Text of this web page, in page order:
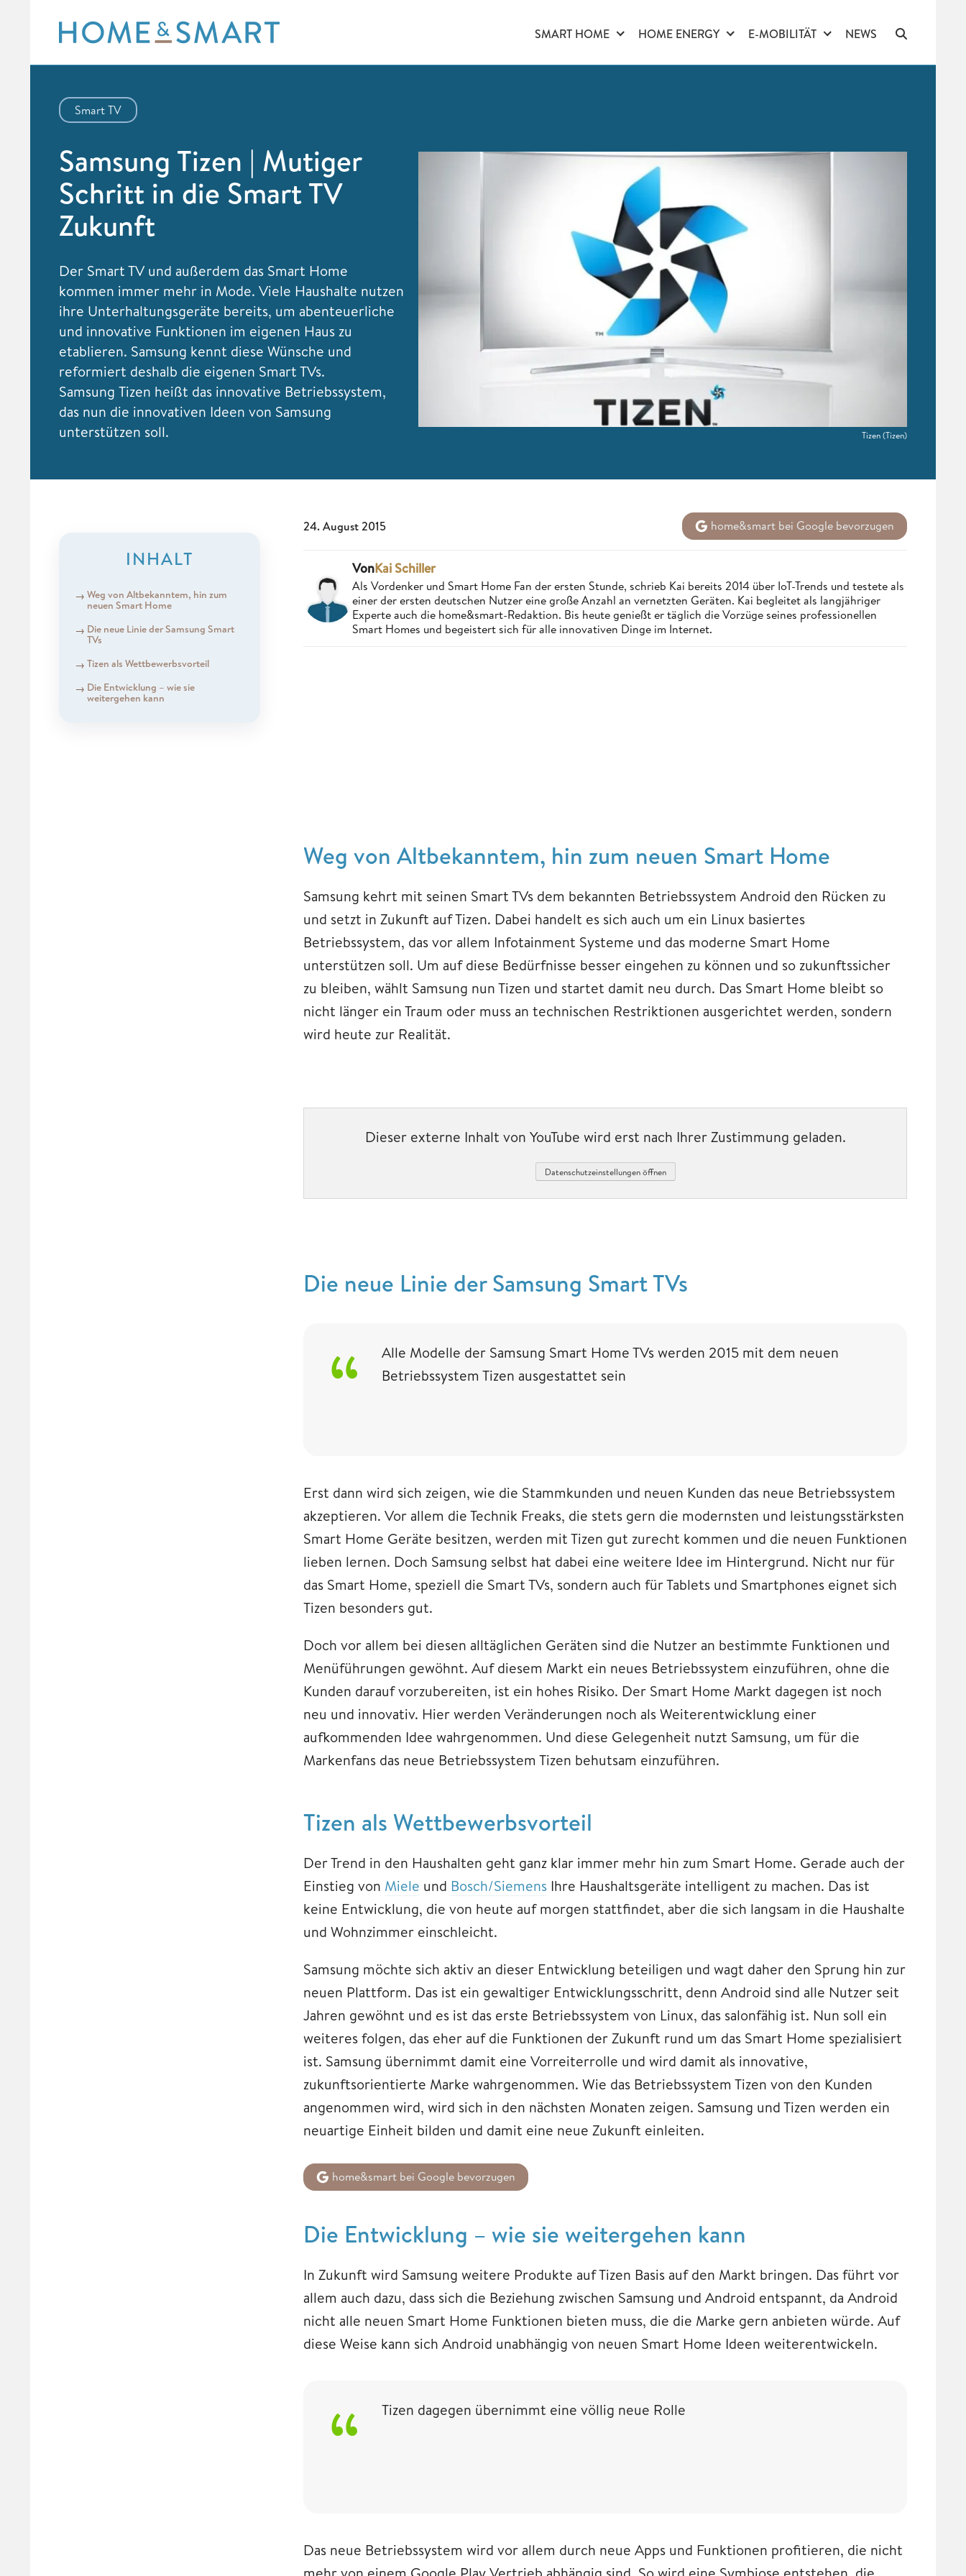
content
SMART HOME HOME ENERGY E-MOBILITÄT NEWS
Smart TV
Samsung Tizen | Mutiger
Schritt in die Smart TV
Zukunft
Der Smart TV und außerdem das Smart Home
kommen immer mehr in Mode. Viele Haushalte nutzen
ihre Unterhaltungsgeräte bereits, um abenteuerliche
und innovative Funktionen im eigenen Haus zu
etablieren. Samsung kennt diese Wünsche und
reformiert deshalb die eigenen Smart TVs.
Samsung Tizen heißt das innovative Betriebssystem,
das nun die innovativen Ideen von Samsung
unterstützen soll.
Tizen(Tizen)
INHALT
Weg von Altbekanntem, hin zum
neuen Smart Home
Die neue Linie der Samsung Smart
TVs
Tizen als Wettbewerbsvorteil
Die Entwicklung – wie sie
weitergehen kann
24. August 2015 home&smart bei Google bevorzugen
VonKai Schiller
Als Vordenker und Smart Home Fan der ersten Stunde, schrieb Kai bereits 2014 über IoT-Trends und testete als
einer der ersten deutschen Nutzer eine große Anzahl an vernetzten Geräten. Kai begleitet als langjähriger
Experte auch die home&smart-Redaktion. Bis heute genießt er täglich die Vorzüge seines professionellen
Smart Homes und begeistert sich für alle innovativen Dinge im Internet.
Weg von Altbekanntem, hin zum neuen Smart Home
Samsung kehrt mit seinen Smart TVs dem bekannten Betriebssystem Android den Rücken zu
und setzt in Zukunft auf Tizen. Dabei handelt es sich auch um ein Linux basiertes
Betriebssystem, das vor allem Infotainment Systeme und das moderne Smart Home
unterstützen soll. Um auf diese Bedürfnisse besser eingehen zu können und so zukunftssicher
zu bleiben, wählt Samsung nun Tizen und startet damit neu durch. Das Smart Home bleibt so
nicht länger ein Traum oder muss an technischen Restriktionen ausgerichtet werden, sondern
wird heute zur Realität.
Dieser externe Inhalt von YouTube wird erst nach Ihrer Zustimmung geladen.
Datenschutzeinstellungen öffnen
Die neue Linie der Samsung Smart TVs
Alle Modelle der Samsung Smart Home TVs werden 2015 mit dem neuen
Betriebssystem Tizen ausgestattet sein
Erst dann wird sich zeigen, wie die Stammkunden und neuen Kunden das neue Betriebssystem
akzeptieren. Vor allem die Technik Freaks, die stets gern die modernsten und leistungsstärksten
Smart Home Geräte besitzen, werden mit Tizen gut zurecht kommen und die neuen Funktionen
lieben lernen. Doch Samsung selbst hat dabei eine weitere Idee im Hintergrund. Nicht nur für
das Smart Home, speziell die Smart TVs, sondern auch für Tablets und Smartphones eignet sich
Tizen besonders gut.
Doch vor allem bei diesen alltäglichen Geräten sind die Nutzer an bestimmte Funktionen und
Menüführungen gewöhnt. Auf diesem Markt ein neues Betriebssystem einzuführen, ohne die
Kunden darauf vorzubereiten, ist ein hohes Risiko. Der Smart Home Markt dagegen ist noch
neu und innovativ. Hier werden Veränderungen noch als Weiterentwicklung einer
aufkommenden Idee wahrgenommen. Und diese Gelegenheit nutzt Samsung, um für die
Markenfans das neue Betriebssystem Tizen behutsam einzuführen.
Tizen als Wettbewerbsvorteil
Der Trend in den Haushalten geht ganz klar immer mehr hin zum Smart Home. Gerade auch der
Einstieg von Miele und Bosch/Siemens Ihre Haushaltsgeräte intelligent zu machen. Das ist
keine Entwicklung, die von heute auf morgen stattfindet, aber die sich langsam in die Haushalte
und Wohnzimmer einschleicht.
Samsung möchte sich aktiv an dieser Entwicklung beteiligen und wagt daher den Sprung hin zur
neuen Plattform. Das ist ein gewaltiger Entwicklungsschritt, denn Android sind alle Nutzer seit
Jahren gewöhnt und es ist das erste Betriebssystem von Linux, das salonfähig ist. Nun soll ein
weiteres folgen, das eher auf die Funktionen der Zukunft rund um das Smart Home spezialisiert
ist. Samsung übernimmt damit eine Vorreiterrolle und wird damit als innovative,
zukunftsorientierte Marke wahrgenommen. Wie das Betriebssystem Tizen von den Kunden
angenommen wird, wird sich in den nächsten Monaten zeigen. Samsung und Tizen werden ein
neuartige Einheit bilden und damit eine neue Zukunft einleiten.
home&smart bei Google bevorzugen
Die Entwicklung – wie sie weitergehen kann
In Zukunft wird Samsung weitere Produkte auf Tizen Basis auf den Markt bringen. Das führt vor
allem auch dazu, dass sich die Beziehung zwischen Samsung und Android entspannt, da Android
nicht alle neuen Smart Home Funktionen bieten muss, die die Marke gern anbieten würde. Auf
diese Weise kann sich Android unabhängig von neuen Smart Home Ideen weiterentwickeln.
Tizen dagegen übernimmt eine völlig neue Rolle
Das neue Betriebssystem wird vor allem durch neue Apps und Funktionen profitieren, die nicht